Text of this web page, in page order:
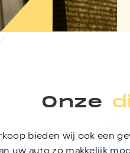
Onze
bieden wij ook een